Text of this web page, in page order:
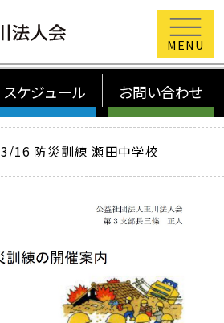
公益社団
スケジュール お問い合わせ
3/16 防災訓練 瀬田中学校